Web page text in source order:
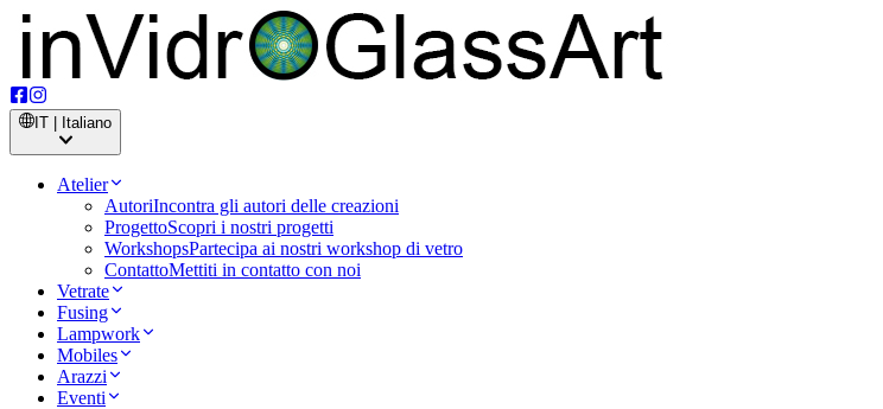
IT | Italiano
Atelier
AutoriIncontra gli autori delle creazioni
ProgettoScopri i nostri progetti
WorkshopsPartecipa ai nostri workshop di vetro
ContattoMettiti in contatto con noi
Vetrate
Fusing
Lampwork
Mobiles
Arazzi
Eventi